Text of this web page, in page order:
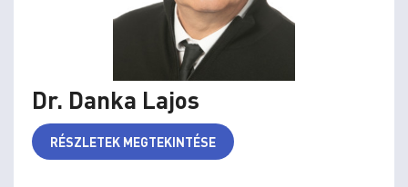
Dr. Danka Lajos
RÉSZLETEK MEGTEKINTÉSE